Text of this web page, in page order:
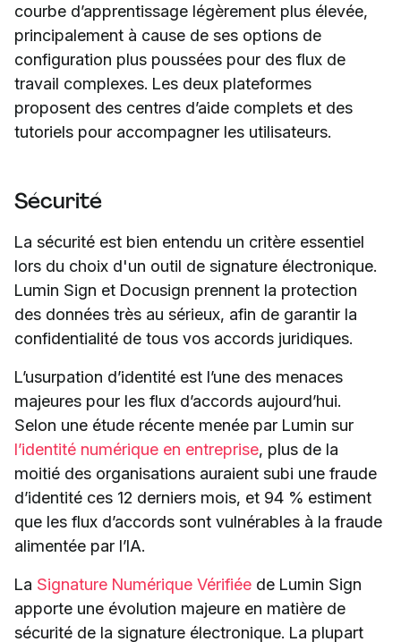
courbe d’apprentissage légèrement plus élevée,
principalement à cause de ses options de
configuration plus poussées pour des flux de
travail complexes. Les deux plateformes
proposent des centres d’aide complets et des
tutoriels pour accompagner les utilisateurs.
Sécurité
La sécurité est bien entendu un critère essentiel
lors du choix d'un outil de signature électronique.
Lumin Sign et Docusign prennent la protection
des données très au sérieux, afin de garantir la
confidentialité de tous vos accords juridiques.
L’usurpation d’identité est l’une des menaces
majeures pour les flux d’accords aujourd’hui.
Selon une étude récente menée par Lumin sur
l’identité numérique en entreprise, plus de la
moitié des organisations auraient subi une fraude
d’identité ces 12 derniers mois, et 94 % estiment
que les flux d’accords sont vulnérables à la fraude
alimentée par l’IA.
La Signature Numérique Vérifiée de Lumin Sign
apporte une évolution majeure en matière de
sécurité de la signature électronique. La plupart